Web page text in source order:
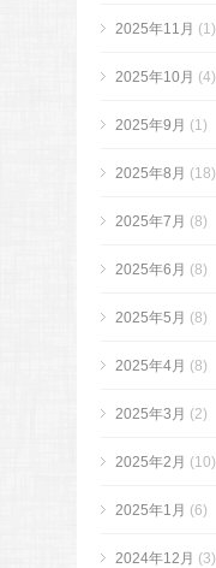
2025年11月 (1)
2025年10月 (4)
2025年9月 (1)
2025年8月 (18)
2025年7月 (8)
2025年6月 (8)
2025年5月 (8)
2025年4月 (8)
2025年3月 (2)
2025年2月 (10)
2025年1月 (6)
2024年12月 (3)